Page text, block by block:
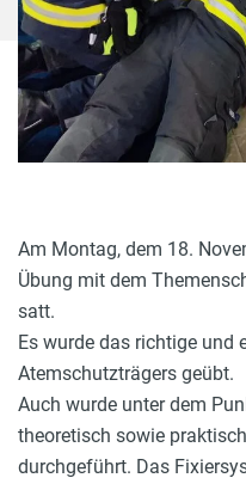
Am Montag, dem 18.
Übung mit dem
satt.
Es wurde das richtige und
Atemschutzträgers geübt.
Auch wurde unter dem
theoretisch sowie
durchgeführt. Das